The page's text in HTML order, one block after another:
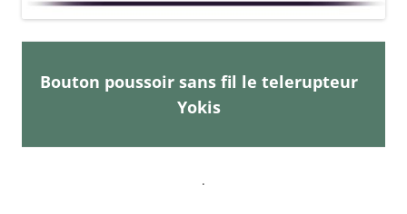
Bouton poussoir sans fil le telerupteur
Yokis
.